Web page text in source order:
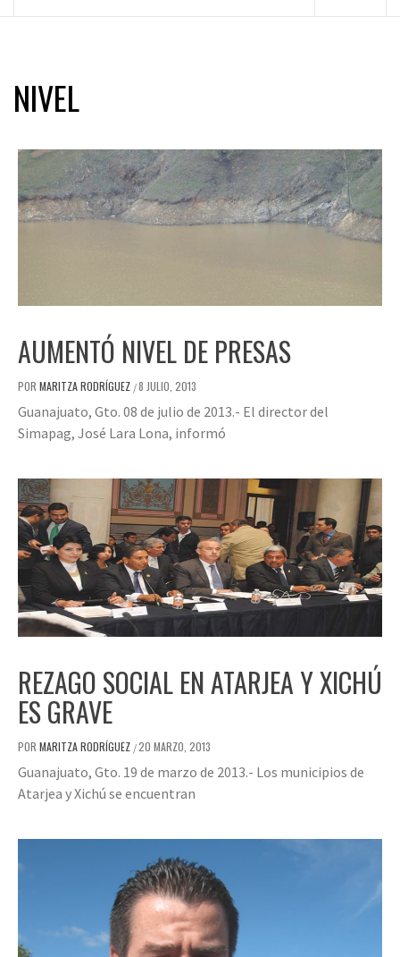
NIVEL
AUMENTÓ NIVEL DE PRESAS
POR MARITZA RODRÍGUEZ /8 JULIO, 2013
Guanajuato, Gto. 08 de julio de 2013.- El director del
Simapag, José Lara Lona, informó
REZAGO SOCIAL EN ATARJEA Y XICHÚ
ES GRAVE
POR MARITZA RODRÍGUEZ /20 MARZO, 2013
Guanajuato, Gto. 19 de marzo de 2013.- Los municipios de
Atarjea y Xichú se encuentran